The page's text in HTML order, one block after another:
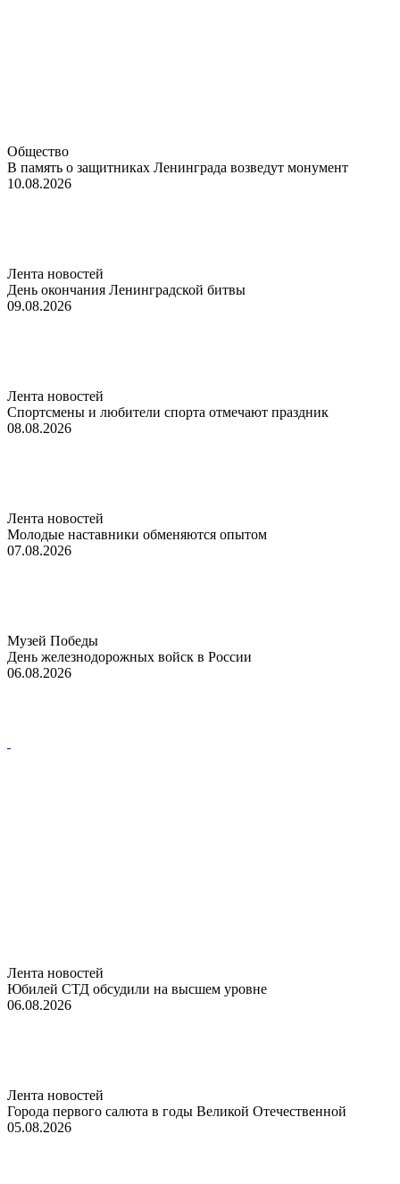
Общество
В память о защитниках Ленинграда возведут монумент
10.08.2026
Лента новостей
День окончания Ленинградской битвы
09.08.2026
Лента новостей
Спортсмены и любители спорта отмечают праздник
08.08.2026
Лента новостей
Молодые наставники обменяются опытом
07.08.2026
Музей Победы
День железнодорожных войск в России
06.08.2026
Лента новостей
Юбилей СТД обсудили на высшем уровне
06.08.2026
Лента новостей
Города первого салюта в годы Великой Отечественной
05.08.2026